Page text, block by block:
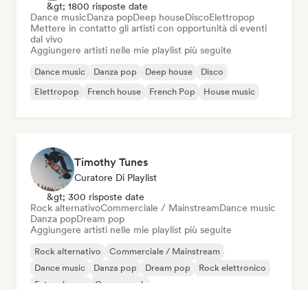
&gt; 1800 risposte date
Dance musicDanza popDeep houseDiscoElettropop
Mettere in contatto gli artisti con opportunità di eventi
dal vivo
Aggiungere artisti nelle mie playlist più seguite
Dance music Danza pop Deep house
Disco
Elettropop
French house French Pop House music
Timothy Tunes
Curatore Di Playlist
&gt; 300 risposte date
Rock alternativoCommerciale / MainstreamDance music
Danza popDream pop
Aggiungere artisti nelle mie playlist più seguite
Rock alternativo
Commerciale / Mainstream
Dance music
Danza pop Dream pop
Rock elettronico
Future house
Garage rock